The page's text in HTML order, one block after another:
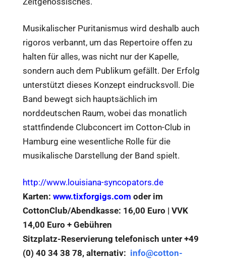
Musikalischer Puritanismus wird deshalb auch
rigoros verbannt, um das Repertoire offen zu
halten für alles, was nicht nur der Kapelle,
sondern auch dem Publikum gefällt. Der Erfolg
unterstützt dieses Konzept eindrucksvoll. Die
Band bewegt sich hauptsächlich im
norddeutschen Raum, wobei das monatlich
stattfindende Clubconcert im Cotton-Club in
Hamburg eine wesentliche Rolle für die
musikalische Darstellung der Band spielt.
http://www.louisiana-syncopators.de
Karten: www.tixforgigs.com oder im
CottonClub/Abendkasse: 16,00 Euro | VVK
14,00 Euro + Gebühren
Sitzplatz-Reservierung telefonisch unter +49
(0) 40 34 38 78, alternativ: info@cotton-